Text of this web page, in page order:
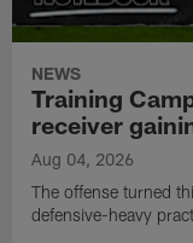
NEWS
Training
receiver
Aug 04, 2026
The offense turned
defensive-heavy